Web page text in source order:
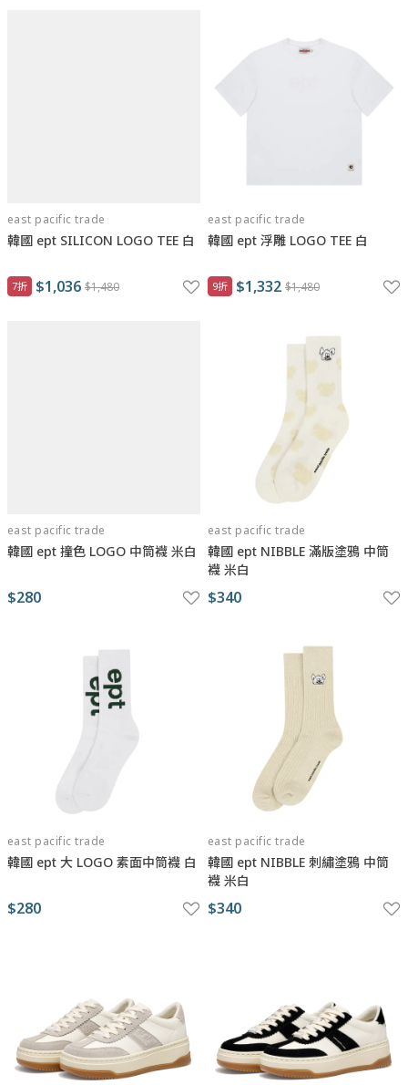
east pacific trade
韓國 ept SILICON LOGO TEE 白
7折 $1,036 $1,480
east pacific trade
韓國 ept 浮雕 LOGO TEE 白
9折 $1,332 $1,480
east pacific trade
韓國 ept 撞色 LOGO 中筒襪 米白
$280
east pacific trade
韓國 ept NIBBLE 滿版塗鴉 中筒
襪 米白
$340
east pacific trade
韓國 ept 大 LOGO 素面中筒襪 白
$280
east pacific trade
韓國 ept NIBBLE 刺繡塗鴉 中筒
襪 米白
$340